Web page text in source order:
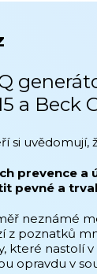
a Beck
si uvědomují,
prevence
pevné a
neznámé
poznatků
nastolí
opravdu v